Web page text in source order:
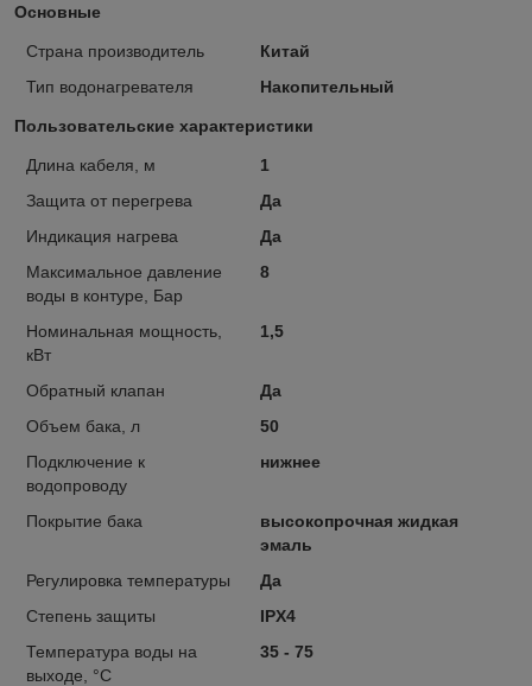
Основные
Страна производитель
Китай
Тип водонагревателя
Накопительный
Пользовательские характеристики
Длина кабеля, м
1
Защита от перегрева
Да
Индикация нагрева
Да
Максимальное давление
воды в контуре, Бар
8
Номинальная мощность,
кВт
1,5
Обратный клапан
Да
Объем бака, л
50
Подключение к
водопроводу
нижнее
Покрытие бака
высокопрочная жидкая
эмаль
Регулировка температуры
Да
Степень защиты
IPX4
Температура воды на
выходе, °C
35 - 75